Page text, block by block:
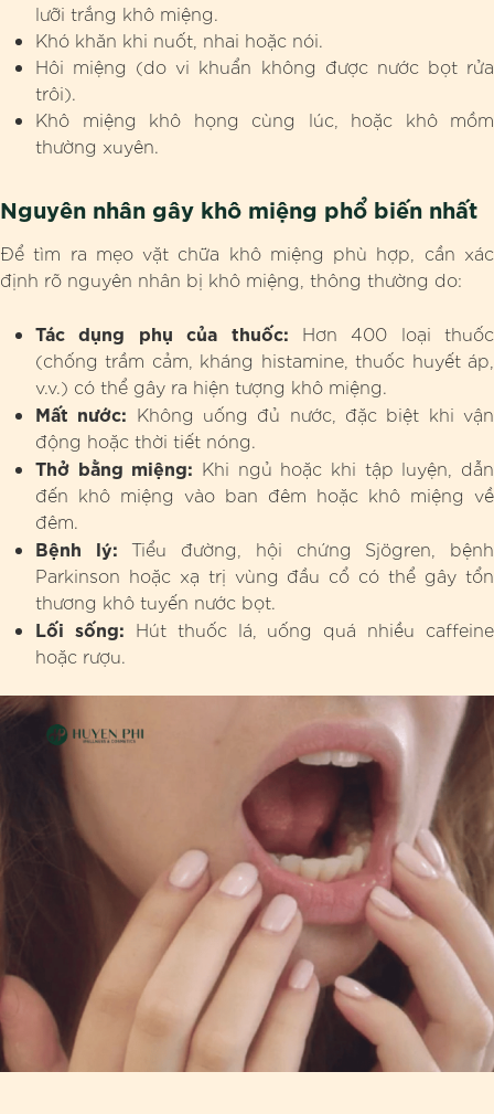
lưỡi trắng khô miệng.
Khó khăn khi nuốt, nhai hoặc nói.
Hôi miệng (do vi khuẩn không được nước bọt rửa
trôi).
Khô miệng khô họng cùng lúc, hoặc khô mồm
thường xuyên.
Nguyên nhân gây khô miệng phổ biến nhất
Để tìm ra mẹo vặt chữa khô miệng phù hợp, cần xác
định rõ nguyên nhân bị khô miệng, thông thường do:
Tác dụng phụ của thuốc: Hơn 400 loại thuốc
(chống trầm cảm, kháng histamine, thuốc huyết áp,
v.v.) có thể gây ra hiện tượng khô miệng.
Mất nước: Không uống đủ nước, đặc biệt khi vận
động hoặc thời tiết nóng.
Thở bằng miệng: Khi ngủ hoặc khi tập luyện, dẫn
đến khô miệng vào ban đêm hoặc khô miệng về
đêm.
Bệnh lý: Tiểu đường, hội chứng Sjögren, bệnh
Parkinson hoặc xạ trị vùng đầu cổ có thể gây tổn
thương khô tuyến nước bọt.
Lối sống: Hút thuốc lá, uống quá nhiều caffeine
hoặc rượu.